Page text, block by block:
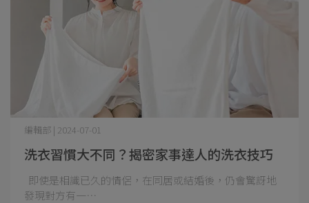
洗衣習慣大不同？揭密家事達人的洗衣技巧
編輯部 | 2024-07-01
即使是相識已久的情侶，在同居或結婚後，仍會驚訝地
發現對方有一⋯